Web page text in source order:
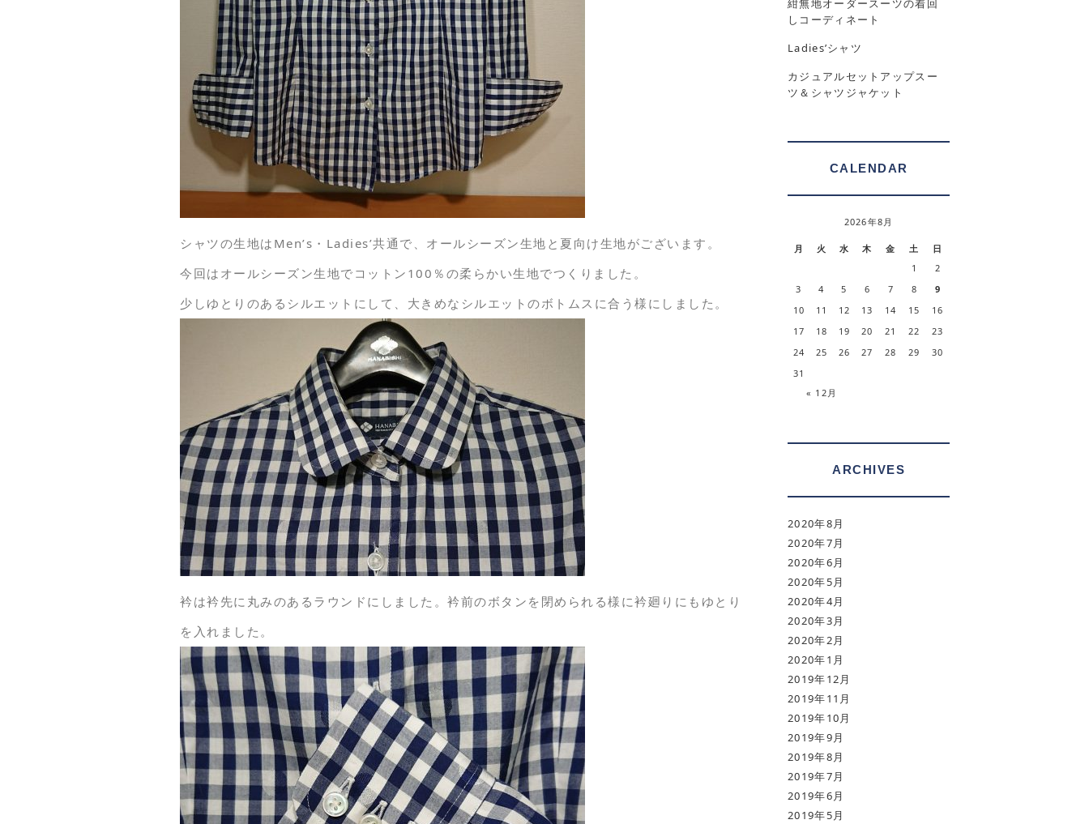
シャツの生地はMen’s・Ladies’共通で、オールシーズン生地と夏向け生地がございます。
今回はオールシーズン生地でコットン100％の柔らかい生地でつくりました。
少しゆとりのあるシルエットにして、大きめなシルエットのボトムスに合う様にしました。
衿は衿先に丸みのあるラウンドにしました。衿前のボタンを閉められる様に衿廻りにもゆとり
を入れました。
紺無地オーダースーツの着回
しコーディネート
Ladies’シャツ
カジュアルセットアップスー
ツ＆シャツジャケット
CALENDAR
2026年8月
月 火 水 木 金 土 日
« 12月
1
2
3
4 5 6 7 8
9
10
11 12 13 14 15
16
17
18 19 20 21 22
23
24
25 26 27 28 29
30
31
ARCHIVES
2020年8月
2020年7月
2020年6月
2020年5月
2020年4月
2020年3月
2020年2月
2020年1月
2019年12月
2019年11月
2019年10月
2019年9月
2019年8月
2019年7月
2019年6月
2019年5月